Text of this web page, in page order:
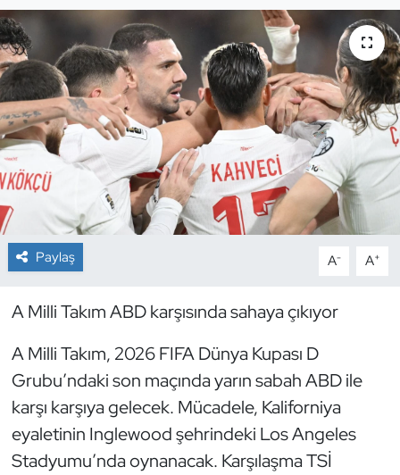
Paylaş A- A+
A Milli Takım ABD karşısında sahaya çıkıyor
A Milli Takım, 2026 FIFA Dünya Kupası D
Grubu’ndaki son maçında yarın sabah ABD ile
karşı karşıya gelecek. Mücadele, Kaliforniya
eyaletinin Inglewood şehrindeki Los Angeles
Stadyumu’nda oynanacak. Karşılaşma TSİ
Buz Hokeyi
Buz Pateni
Çim Hokeyi
Cimnastik
Curling
Dağcılık
Dans Sporları
Dövüş Sanatı
E-Spor
Eskrim